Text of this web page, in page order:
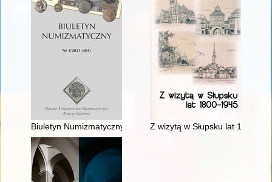
Biuletyn Numizmatyczny. 2021 nr 4Z wizytą w Słupsku lat 1800-